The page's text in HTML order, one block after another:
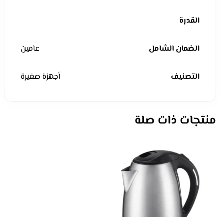
القدرة
الضمان الشامل عامين
التصنيف أجهزة صغيرة
منتجات ذات صلة